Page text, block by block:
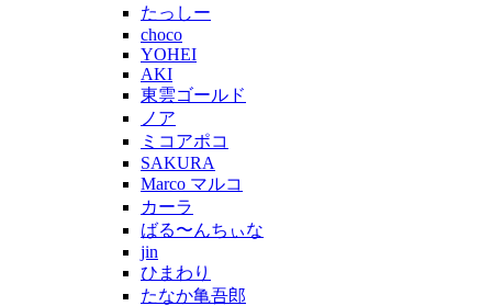
たっしー
choco
YOHEI
AKI
東雲ゴールド
ノア
ミコアポコ
SAKURA
Marco マルコ
カーラ
ばる〜んちぃな
jin
ひまわり
たなか亀吾郎